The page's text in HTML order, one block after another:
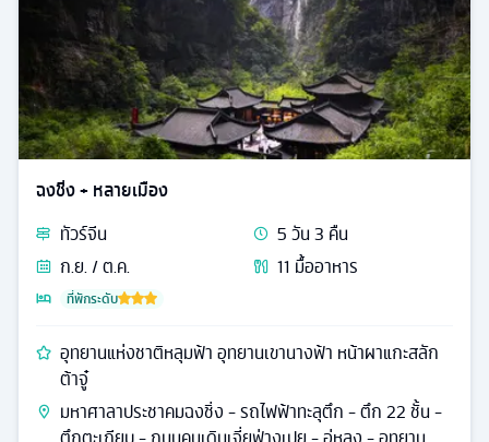
ฉงชิ่ง + หลายเมือง
ทัวร์จีน 5วัน3 คืน
ก.ย. / ต.ค.
11 มื้ออาหาร
ที่พักระดับ
อุทยานแห่งชาติหลุมฟ้า อุทยานเขานางฟ้า หน้าผาแกะสลัก
ต้าจู๋
มหาศาลาประชาคมฉงชิ่ง - รถไฟฟ้าทะลุตึก - ตึก 22 ชั้น -